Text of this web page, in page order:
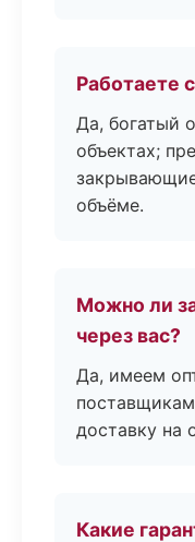
Работаете
Да, богатый
объектах;
объёме.
Можно ли
через вас?
Да, имеем
доставку на
Какие